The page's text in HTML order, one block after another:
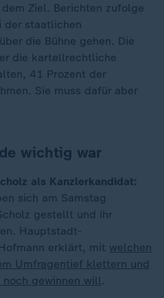
Ziel. Berichten zufolge
der staatlichen
die Bühne gehen. Die
die kartellrechtliche
41 Prozent der
Sie muss dafür aber
wichtig war
als Kanzlerkandidat:
sich am Samstag
gestellt und ihr
Hauptstadt-
erklärt, mit welchen
Umfragentief klettern und
gewinnen will .